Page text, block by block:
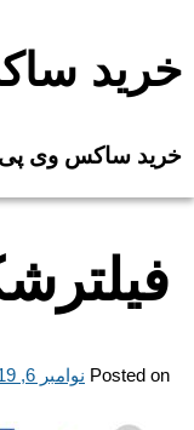
content
خرید
خرید ساکس وی پی
Posted on نوامبر 6, 2019